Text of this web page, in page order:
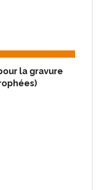
la gravure